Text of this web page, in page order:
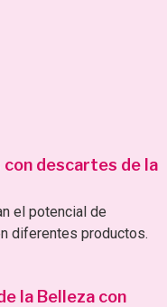
descartes de la
el potencial de
diferentes productos.
la Belleza con